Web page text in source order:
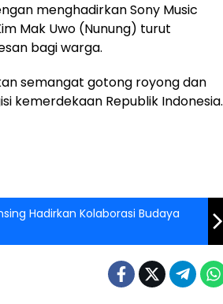
menghadirkan Sony Music
Mak Uwo (Nunung) turut
bagi warga.
semangat gotong royong dan
kemerdekaan Republik Indonesia.
Hadirkan Kolaborasi Budaya